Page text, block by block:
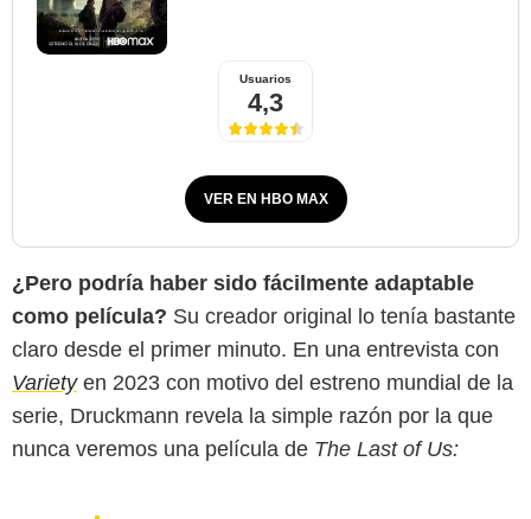
Usuarios
4,3
VER EN HBO MAX
¿Pero podría haber sido fácilmente adaptable
como película? Su creador original lo tenía bastante
claro desde el primer minuto. En una entrevista con
Varietyen 2023 con motivo del estreno mundial de la
serie, Druckmann revela la simple razón por la que
nunca veremos una película de The Last of Us: